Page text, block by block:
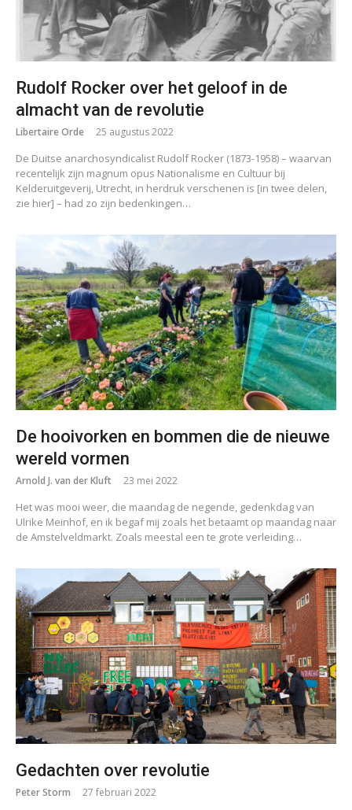
Rudolf Rocker over het geloof in de
almacht van de revolutie
Libertaire Orde 25 augustus 2022
De Duitse anarchosyndicalist Rudolf Rocker (1873-1958) – waarvan
recentelijk zijn magnum opus Nationalisme en Cultuur bij
Kelderuitgeverij, Utrecht, in herdruk verschenen is [in twee delen,
zie hier] – had zo zijn bedenkingen…
De hooivorken en bommen die de nieuwe
wereld vormen
Arnold J. van der Kluft 23 mei 2022
Het was mooi weer, die maandag de negende, gedenkdag van
Ulrike Meinhof, en ik begaf mij zoals het betaamt op maandag naar
de Amstelveldmarkt. Zoals meestal een te grote verleiding…
Gedachten over revolutie
Peter Storm 27 februari 2022